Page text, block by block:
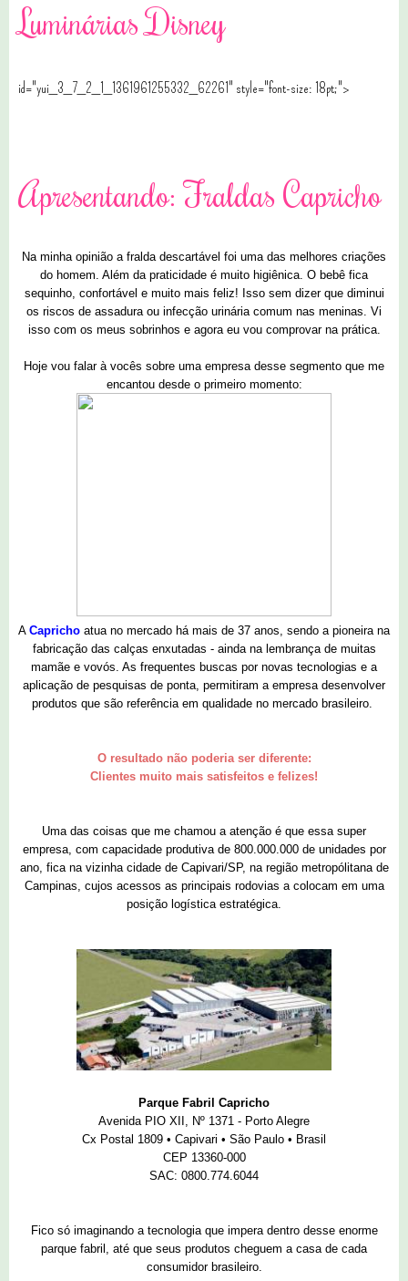
Luminárias Disney
id="yui_3_7_2_1_1361961255332_62261" style="font-size: 18pt;">
Apresentando: Fraldas Capricho
Na minha opinião a fralda descartável foi uma das melhores criações
do homem. Além da praticidade é muito higiênica. O bebê fica
sequinho, confortável e muito mais feliz! Isso sem dizer que diminui
os riscos de assadura ou infecção urinária comum nas meninas. Vi
isso com os meus sobrinhos e agora eu vou comprovar na prática.
Hoje vou falar à vocês sobre uma empresa desse segmento que me
encantou desde o primeiro momento:
A Capricho atua no mercado há mais de 37 anos, sendo a pioneira na
fabricação das calças enxutadas - ainda na lembrança de muitas
mamãe e vovós. As frequentes buscas por novas tecnologias e a
aplicação de pesquisas de ponta, permitiram a empresa desenvolver
produtos que são referência em qualidade no mercado brasileiro.
O resultado não poderia ser diferente:
Clientes muito mais satisfeitos e felizes!
Uma das coisas que me chamou a atenção é que essa super
empresa, com capacidade produtiva de 800.000.000 de unidades por
ano, fica na vizinha cidade de Capivari/SP, na região metropólitana de
Campinas, cujos acessos as principais rodovias a colocam em uma
posição logística estratégica.
Parque Fabril Capricho
Avenida PIO XII, Nº 1371 - Porto Alegre
Cx Postal 1809 • Capivari • São Paulo • Brasil
CEP 13360-000
SAC: 0800.774.6044
Fico só imaginando a tecnologia que impera dentro desse enorme
parque fabril, até que seus produtos cheguem a casa de cada
consumidor brasileiro.